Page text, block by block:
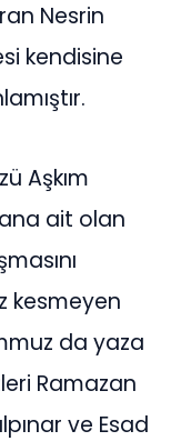
Nesrin
kendisine
Aşkım
ait olan
kesmeyen
da yaza
Ramazan
ve Esad